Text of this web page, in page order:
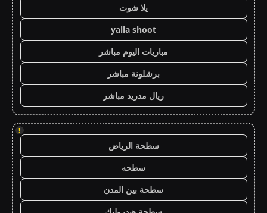
يلا شوت
yalla shoot
مباريات اليوم مباشر
برشلونة مباشر
ريال مدريد مباشر
!
سطحة الرياض
سطحه
سطحة بين المدن